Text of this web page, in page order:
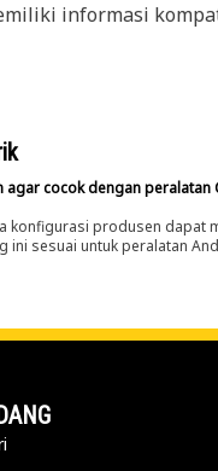
informasi
agar cocok dengan
konfigurasi produsen dapat
ini sesuai untuk peralatan